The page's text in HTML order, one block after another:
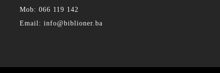
Mob: 066 119 142
Email: info@biblioner.ba